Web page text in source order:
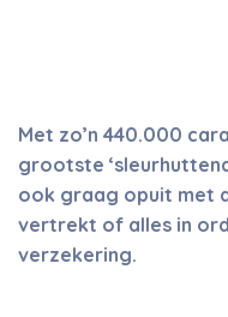
Met zo’n 440.000
grootste
ook graag opuit met
vertrekt of alles in
verzekering.